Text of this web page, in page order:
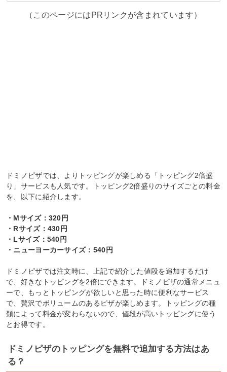
（このページにはPRリンクが含まれています）
ドミノピザでは、よりトッピングが楽しめる「トッピング2倍盛
り」サービスも人気です。トッピング2倍盛りのサイズごとの料金
を、以下に紹介します。
・Mサイズ：320円
・Rサイズ：430円
・Lサイズ：540円
・ニューヨーカーサイズ：540円
ドミノピザでは注文時に、上記で紹介した値段を追加するだけ
で、好きなトッピングを2倍にできます。ドミノピザの通常メニュ
ーで、もっとトッピングが欲しいと思った時に便利なサービス
で、贅沢でボリュームのあるピザが楽しめます。トッピングの種
類によって料金が変わらないので、値段が高いトッピングに使う
とお得です。
ドミノピザのトッピングを無料で追加する方法はあ
る？